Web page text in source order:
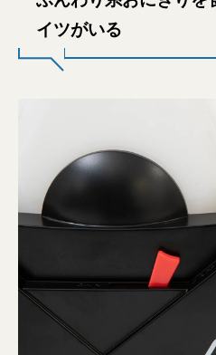
イツがいる